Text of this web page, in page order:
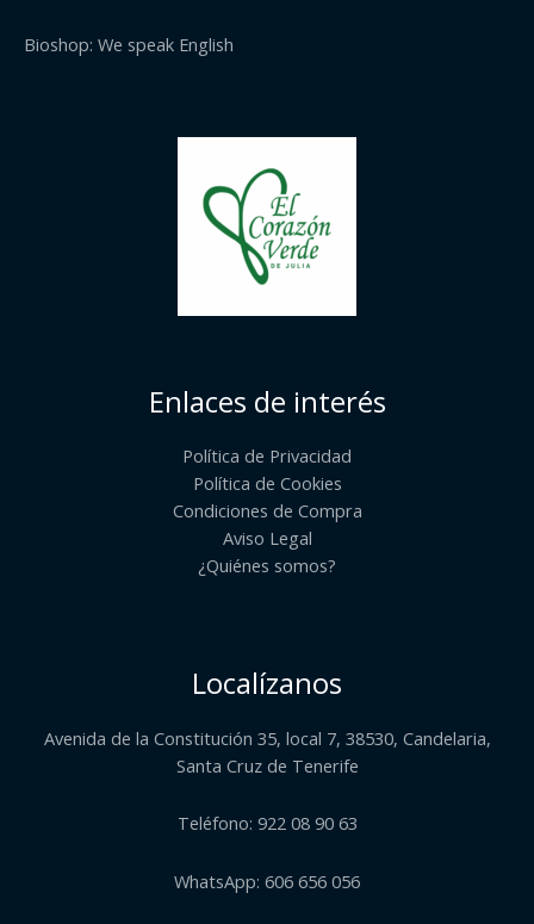
Bioshop: We speak English
Enlaces de interés
Política de Privacidad
Política de Cookies
Condiciones de Compra
Aviso Legal
¿Quiénes somos?​
Localízanos
Avenida de la Constitución 35, local 7, 38530, Candelaria,
Santa Cruz de Tenerife
Teléfono: 922 08 90 63
WhatsApp: 606 656 056